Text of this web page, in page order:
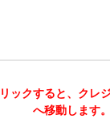
ックすると、クレ
へ移動します。